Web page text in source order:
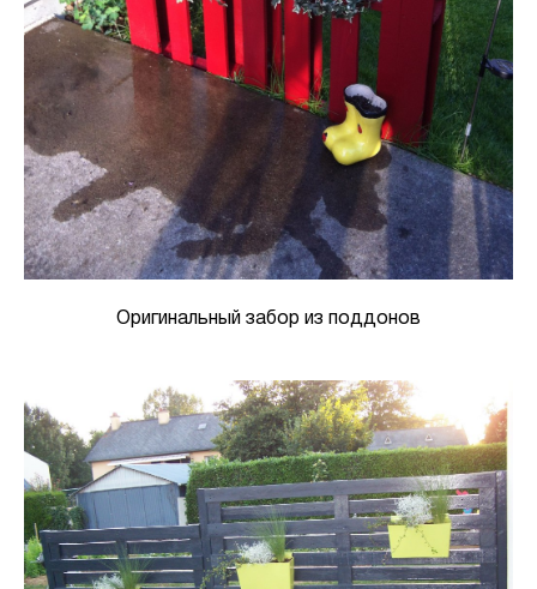
Оригинальный забор из поддонов